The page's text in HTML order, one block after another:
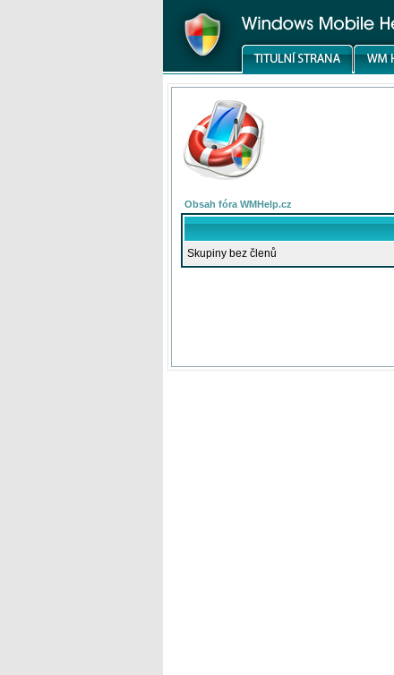
Obsah fóra WMHelp.cz
Skupiny bez členů